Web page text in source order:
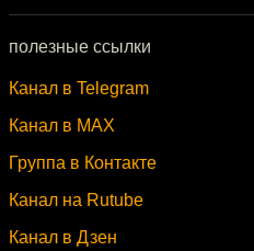
полезные ссылки
Канал в Telegram
Канал в MAX
Группа в Контакте
Канал на Rutube
Канал в Дзен